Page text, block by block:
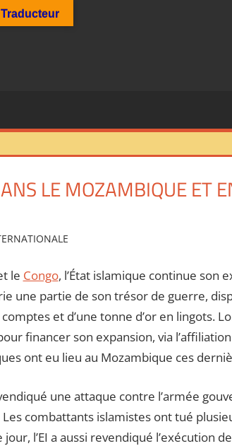
LE MOZAMBIQUE ET
le Congo, l’État islamique continue son
une partie de son trésor de guerre,
et d’une tonne d’or en lingots.
financer son expansion, via
ont eu lieu au Mozambique ces
une attaque contre l’armée
combattants islamistes ont tué
l’EI a aussi revendiqué l’exécution
Traducteur